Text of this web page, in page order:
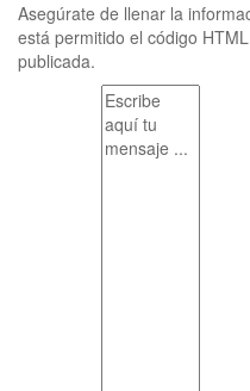
Asegúrate de llenar la
está permitido el código
publicada.